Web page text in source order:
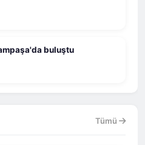
buluştu
Tümü